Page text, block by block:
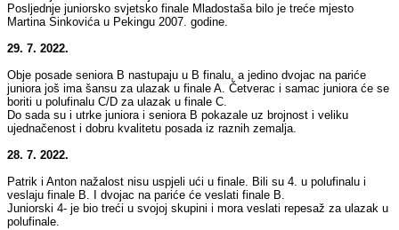
Posljednje juniorsko svjetsko finale Mladostaša bilo je treće mjesto
Martina Sinkovića u Pekingu 2007. godine.
29. 7. 2022.
Obje posade seniora B nastupaju u B finalu, a jedino dvojac na pariće
juniora još ima šansu za ulazak u finale A. Četverac i samac juniora će se
boriti u polufinalu C/D za ulazak u finale C.
Do sada su i utrke juniora i seniora B pokazale uz brojnost i veliku
ujednačenost i dobru kvalitetu posada iz raznih zemalja.
28. 7. 2022.
Patrik i Anton nažalost nisu uspjeli ući u finale. Bili su 4. u polufinalu i
veslaju finale B. I dvojac na pariće će veslati finale B.
Juniorski 4- je bio treći u svojoj skupini i mora veslati repesaž za ulazak u
polufinale.